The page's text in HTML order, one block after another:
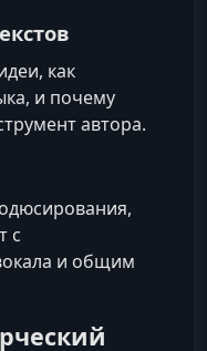
как
и почему
автора.
с
и общим